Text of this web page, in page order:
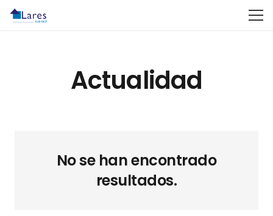
Actualidad
No se han encontrado
resultados.